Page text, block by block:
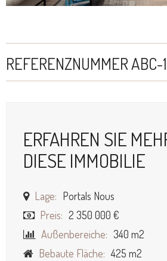
REFERENZNUMMER
ERFAHREN SIE
DIESE IMMOBILIE
Lage: Portals Nous
Preis: 2 350 000 €
Außenbereiche: 340 m2
Bebaute Fläche: 425 m2